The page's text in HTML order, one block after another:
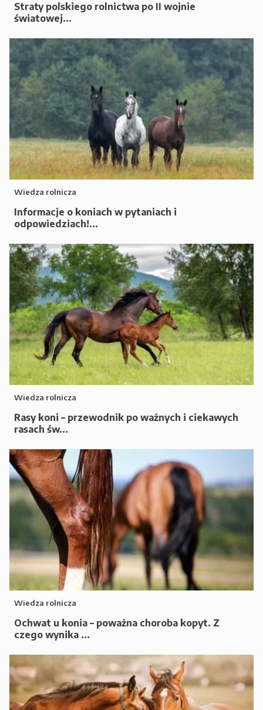
Straty polskiego rolnictwa po II wojnie
światowej...
Wiedza rolnicza
Informacje o koniach w pytaniach i
odpowiedziach!...
Wiedza rolnicza
Rasy koni – przewodnik po ważnych i ciekawych
rasach św...
Wiedza rolnicza
Ochwat u konia – poważna choroba kopyt. Z
czego wynika ...